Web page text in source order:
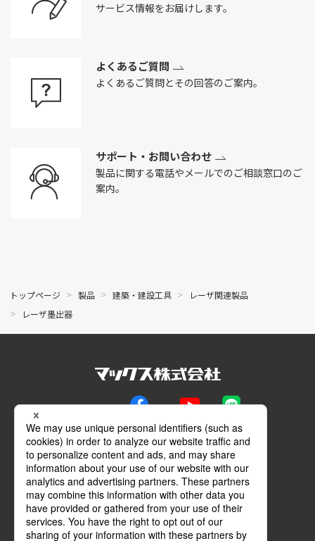
サービス情報をお届けします。
よくあるご質問
よくあるご質問とその回答のご案内。
サポート・お問い合わせ
製品に関する電話やメールでのご相談窓口のご
案内。
トップページ 製品 建築・建設工具
レーザ関連製品
レーザ墨出器
Facebook
YouTube LINE
メールマガジン
動画特設サイト
マイページ